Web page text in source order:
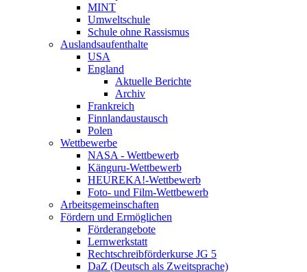
MINT
Umweltschule
Schule ohne Rassismus
Auslandsaufenthalte
USA
England
Aktuelle Berichte
Archiv
Frankreich
Finnlandaustausch
Polen
Wettbewerbe
NASA - Wettbewerb
Känguru-Wettbewerb
HEUREKA!-Wettbewerb
Foto- und Film-Wettbewerb
Arbeitsgemeinschaften
Fördern und Ermöglichen
Förderangebote
Lernwerkstatt
Rechtschreibförderkurse JG 5
DaZ (Deutsch als Zweitsprache)